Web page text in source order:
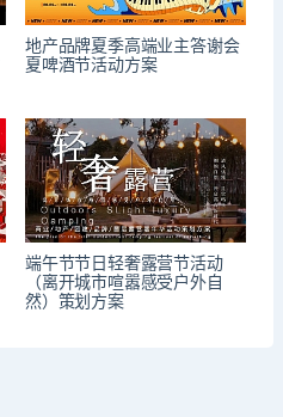
地产品牌夏季高端业主答谢会
夏啤酒节活动方案
端午节节日轻奢露营节活动
（离开城市喧嚣感受户外自
然）策划方案